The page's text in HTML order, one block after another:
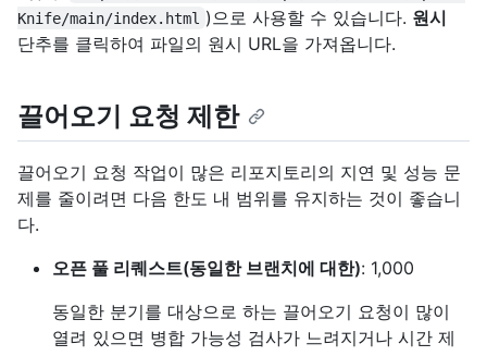
Knife/main/index.html )으로 사용할 수 있습니다. 원시
단추를 클릭하여 파일의 원시 URL을 가져옵니다.
끌어오기 요청 제한
끌어오기 요청 작업이 많은 리포지토리의 지연 및 성능 문
제를 줄이려면 다음 한도 내 범위를 유지하는 것이 좋습니
다.
오픈 풀 리퀘스트(동일한 브랜치에 대한): 1,000
동일한 분기를 대상으로 하는 끌어오기 요청이 많이
열려 있으면 병합 가능성 검사가 느려지거나 시간 제